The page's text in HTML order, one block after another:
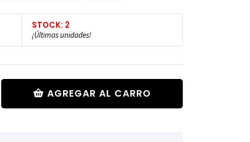
STOCK: 2
¡Últimas unidades!
AGREGAR AL CARRO